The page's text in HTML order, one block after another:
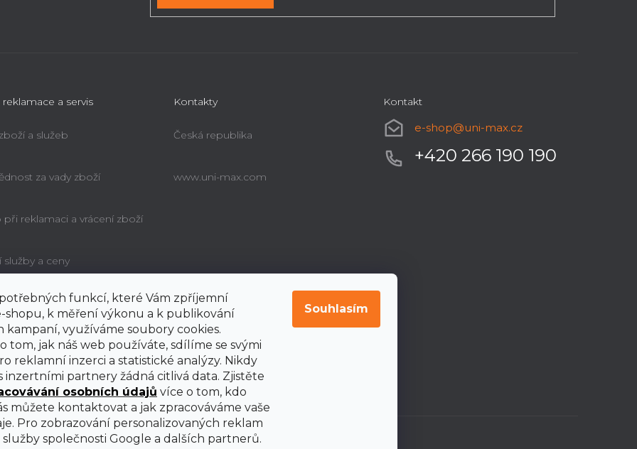
funkcí, které Vám zpříjemní
shopu, k měření výkonu a k publikování
kampaní, využíváme soubory cookies.
tom, jak náš web používáte, sdílíme se svými
reklamní inzerci a statistické analýzy. Nikdy
inzertními partnery žádná citlivá data. Zjistěte
osobních údajů více o tom, kdo
můžete kontaktovat a jak zpracováváme vaše
Pro zobrazování personalizovaných reklam
společnosti Google a dalších partnerů.
Souhlasím
p
reklamace a servis
a služeb
za vady zboží
reklamaci a vrácení zboží
služby a ceny
poučení o právu
na odstoupení od
Kontakty
Česká republika
www.uni-max.com
Kontakt
e-shop@uni-max.cz
+420 266 190 190